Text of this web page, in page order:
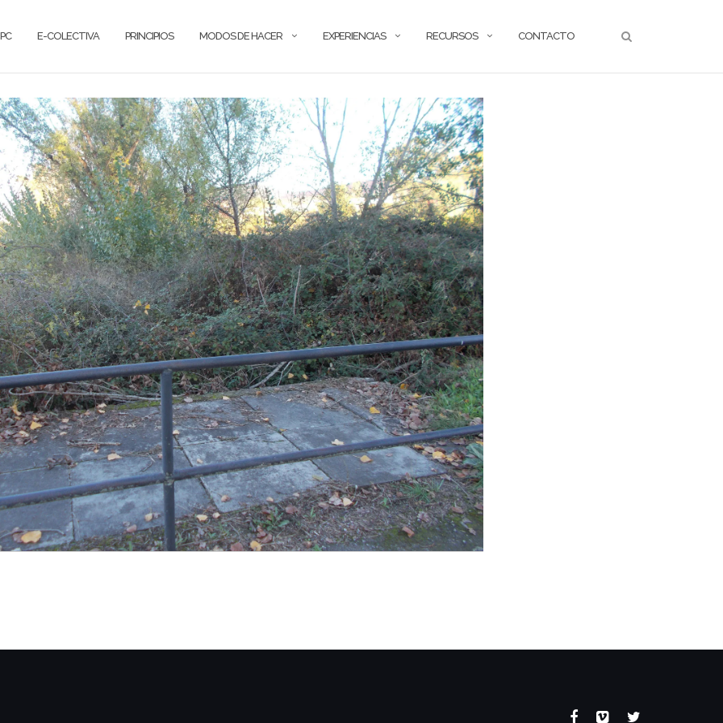
E-COLECTIVA PRINCIPIOS MODOS DE HACER EXPERIENCIAS RECURSOS CONTACTO